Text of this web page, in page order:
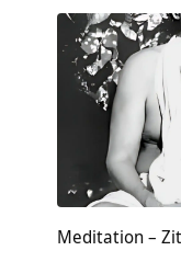
Meditation –